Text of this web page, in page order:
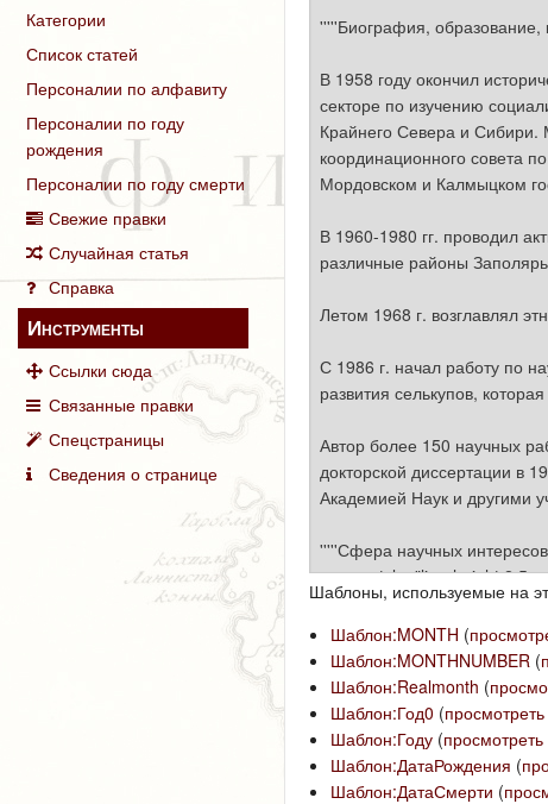
Категории
Список статей
Персоналии по алфавиту
Персоналии по году
рождения
Персоналии по году смерти
Свежие правки
Случайная статья
Справка
Инструменты
Ссылки сюда
Связанные правки
Спецстраницы
Сведения о странице
Шаблоны, используемые на
Шаблон:MONTH (
Шаблон:MONTHNUMBER (
Шаблон:Realmonth (
Шаблон:Год0 (
Шаблон:Году(
Шаблон:ДатаРождения (
Шаблон:ДатаСмерти (